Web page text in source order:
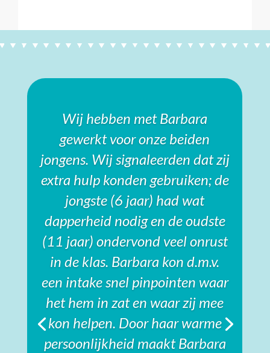
Wij hebben met Barbara
gewerkt voor onze beiden
jongens. Wij signaleerden dat zij
extra hulp konden gebruiken; de
jongste (6 jaar) had wat
dapperheid nodig en de oudste
(11 jaar) ondervond veel onrust
in de klas. Barbara kon d.m.v.
een intake snel pinpointen waar
het hem in zat en waar zij mee
kon helpen. Door haar warme
persoonlijkheid maakt Barbara